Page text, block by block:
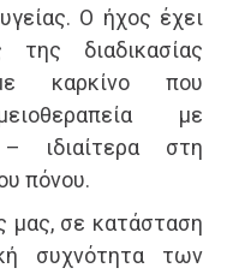
Ο ήχος έχει
της διαδικασίας
καρκίνο που
με
– ιδιαίτερα στη
πόνου.
μας, σε κατάσταση
συχνότητα των